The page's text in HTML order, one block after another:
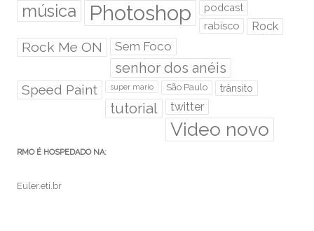
música Photoshop
podcast
rabisco
Rock
Rock Me ON Sem Foco
senhor dos anéis
Speed Paint super mario São Paulo trânsito
tutorial twitter
Video novo
RMO É HOSPEDADO NA:
Euler.eti.br